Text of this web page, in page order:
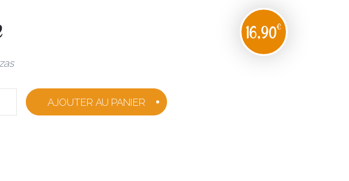
16,90€
AJOUTER AU PANIER